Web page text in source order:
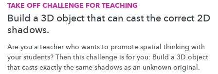
TAKE OFF CHALLENGE FOR TEACHING
Build a 3D object that can cast the correct 2D
shadows.
Are you a teacher who wants to promote spatial thinking with
your students? Then this challenge is for you: Build a 3D object
that casts exactly the same shadows as an unknown original.